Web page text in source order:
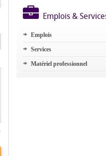
Emplois &
Emplois
Services
Matériel professionnel